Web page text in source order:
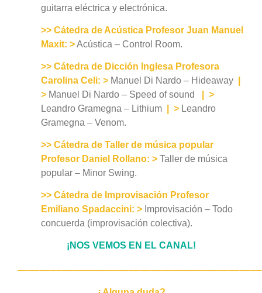
guitarra eléctrica y electrónica.
>> Cátedra de Acústica Profesor Juan Manuel
Maxit: >Acústica – Control Room.
>> Cátedra de Dicción Inglesa Profesora
Carolina Celi: > Manuel Di Nardo – Hideaway
> Manuel Di Nardo – Speed of sound
>
Leandro Gramegna – Lithium
> Leandro
Gramegna – Venom.
>> Cátedra de Taller de música popular
Profesor Daniel Rollano: > Taller de música
popular – Minor Swing.
>> Cátedra de Improvisación Profesor
Emiliano Spadaccini: > Improvisación – Todo
concuerda (improvisación colectiva).
¡NOS VEMOS EN EL CANAL!